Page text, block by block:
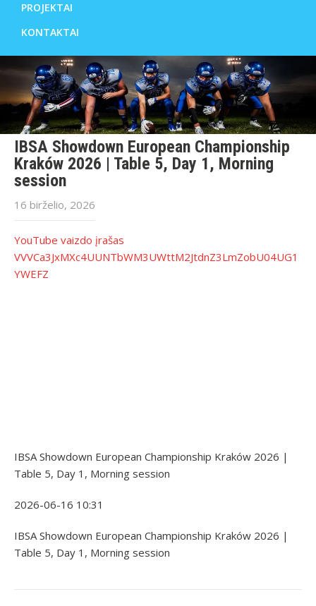
PROJEKTAI
KONTAKTAI
IBSA Showdown European Championship
Kraków 2026 | Table 5, Day 1, Morning
session
16 birželio, 2026
YouTube vaizdo įrašas
VVVCa3JxMXc4UUNTbWM3UWttM2JtdnZ3LmZobU04UG1
YWEFZ
IBSA Showdown European Championship Kraków 2026 |
Table 5, Day 1, Morning session
2026-06-16 10:31
IBSA Showdown European Championship Kraków 2026 |
Table 5, Day 1, Morning session